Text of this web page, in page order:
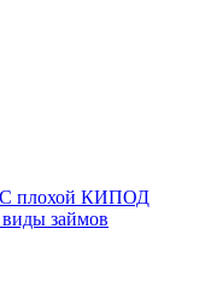
С плохой КИПОД
займов